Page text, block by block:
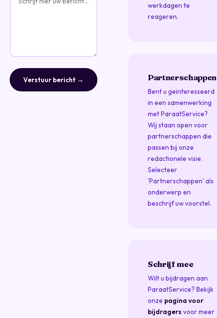
Verstuur bericht →
werkdagen te
reageren.
Partnerschappen
Bent u geinteresseerd
in een samenwerking
met ParaatService?
Wij staan open voor
partnerschappen die
passen bij onze
redactionele visie.
Selecteer
'Partnerschappen' als
onderwerp en
beschrijf uw voorstel.
Schrijf mee
Wilt u bijdragen aan
ParaatService? Bekijk
onze pagina voor
bijdragers voor meer